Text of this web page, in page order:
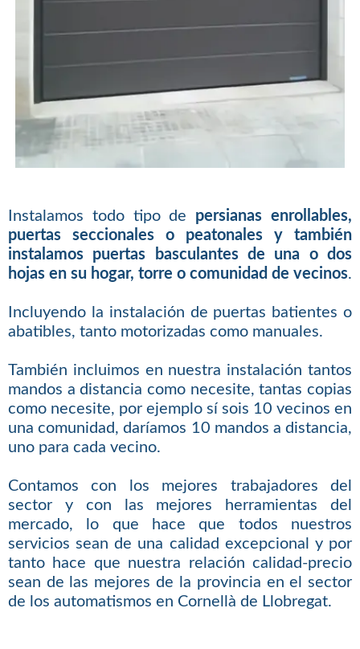
Instalamos todo tipo de persianas enrollables,
puertas seccionales o peatonales y también
instalamos puertas basculantes de una o dos
hojas en su hogar, torre o comunidad de vecinos.
Incluyendo la instalación de puertas batientes o
abatibles, tanto motorizadas como manuales.
También incluimos en nuestra instalación tantos
mandos a distancia como necesite, tantas copias
como necesite, por ejemplo sí sois 10 vecinos en
una comunidad, daríamos 10 mandos a distancia,
uno para cada vecino.
Contamos con los mejores trabajadores del
sector y con las mejores herramientas del
mercado, lo que hace que todos nuestros
servicios sean de una calidad excepcional y por
tanto hace que nuestra relación calidad-precio
sean de las mejores de la provincia en el sector
de los automatismos en Cornellà de Llobregat.